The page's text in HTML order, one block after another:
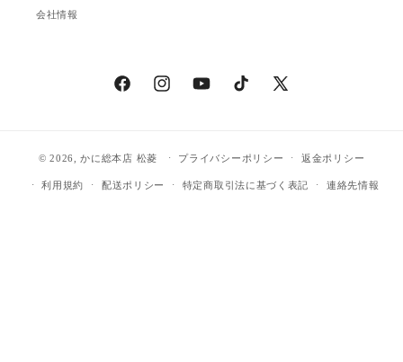
会社情報
FacebookInstagramYouTubeTikTok
X
© 2026,かに総本店 松菱 プライバシーポリシー 返金ポリシー
利用規約 配送ポリシー 特定商取引法に基づく表記 連絡先情報